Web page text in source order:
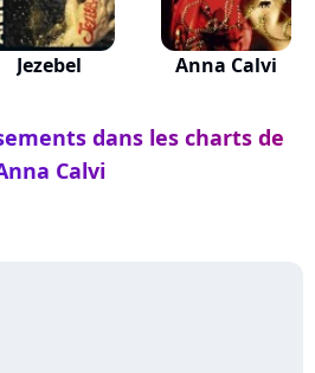
Jezebel Anna Calvi
dans les charts de
Calvi